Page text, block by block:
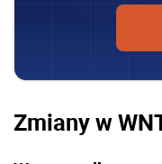
Zmiany w